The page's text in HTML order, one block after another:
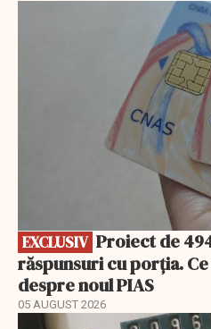
EXCLUSIV
răspunsuri cu porția. Ce
despre noul PIAS
05 AUGUST 2026